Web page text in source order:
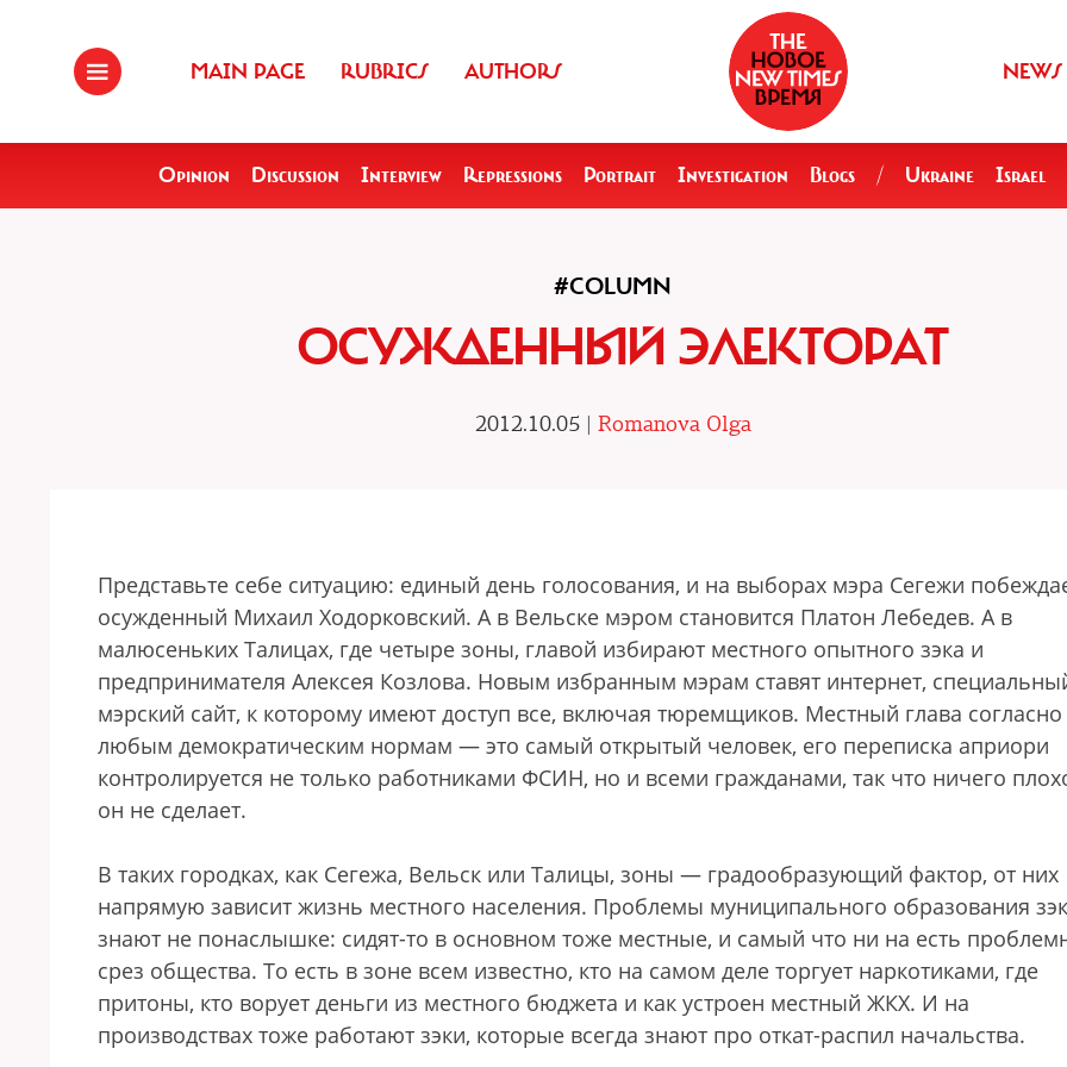
MAIN PAGE RUBRICS AUTHORS NEWS
Opinion Discussion Interview Repressions Portrait Investigation Blogs / Ukraine Israel
#COLUMN
ОСУЖДЕННЫЙ ЭЛЕКТОРАТ
2012.10.05 | Romanova Olga
Представьте себе ситуацию: единый день голосования, и на выборах мэра Сегежи
осужденный Михаил Ходорковский. А в Вельске мэром становится Платон Лебедев. А в
малюсеньких Талицах, где четыре зоны, главой избирают местного опытного зэка и
предпринимателя Алексея Козлова. Новым избранным мэрам ставят интернет,
мэрский сайт, к которому имеют доступ все, включая тюремщиков. Местный глава согласно
любым демократическим нормам — это самый открытый человек, его переписка априори
контролируется не только работниками ФСИН, но и всеми гражданами, так что ничего
он не сделает.
В таких городках, как Сегежа, Вельск или Талицы, зоны — градообразующий фактор, от них
напрямую зависит жизнь местного населения. Проблемы муниципального образования
знают не понаслышке: сидят-то в основном тоже местные, и самый что ни на есть
срез общества. То есть в зоне всем известно, кто на самом деле торгует наркотиками, где
притоны, кто ворует деньги из местного бюджета и как устроен местный ЖКХ. И на
производствах тоже работают зэки, которые всегда знают про откат-распил начальства.